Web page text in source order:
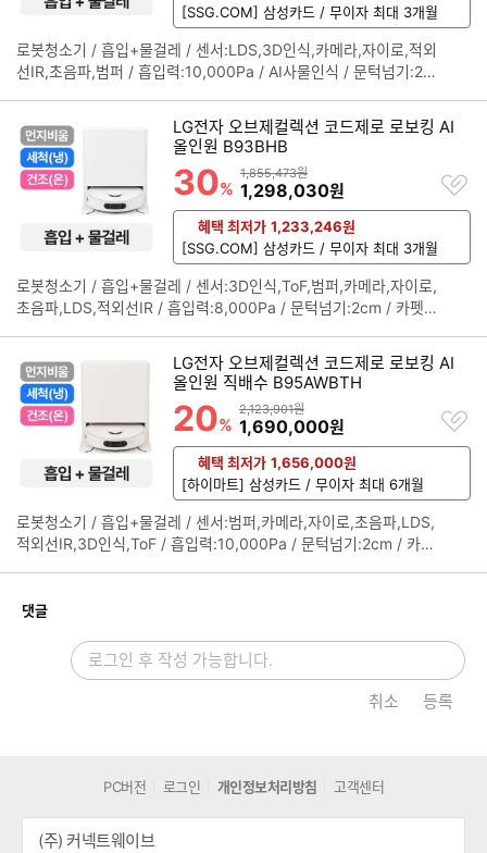
[SSG.COM] 삼성카드 / 무이자 최대 3개월
로봇청소기 / 흡입+물걸레 / 센서:LDS,3D인식,카메라,자이로,적외
선IR,초음파,범퍼 / 흡입력:10,000Pa / AI사물인식 / 문턱넘기:2c
지비움 / 걸레세척(냉수) / 걸레건조(온풍) / 세제투입 / 플레이트분
리 / 자동급수 / 자동충전 / [규격] / 색상:카밍베이지 / 무게:4.13kg
/ 크기(가로x세로x깊이): 청소기 355x106x355mm 스테이션 41
1x497x441mm
펼
LG전자 오브제컬렉션 코드제로 로보킹 AI
올인원 B93BHB
할인률
30%
상품금액
1,855,473원
할인금액
1,298,030원
찜
하
기
혜택 최저가 1,233,246원
[SSG.COM] 삼성카드 / 무이자 최대 3개월
로봇청소기 / 흡입+물걸레 / 센서:3D인식,ToF,범퍼,카메라,자이로,
초음파,LDS,적외선IR / 흡입력:8,000Pa / 문턱넘기:2cm / 카펫부
/ 플레이트분리 / 걸레세척(냉수) / 먼지비움 / 세제투입 / 자동급수
/ 자동충전 / [규격] / 색상:에센스화이트 / 무게:4.13kg / 크기(가로
x세로x깊이): 청소기 355x106x355mm 스테이션 355x497x4
41mm
펼
LG전자 오브제컬렉션 코드제로 로보킹 AI
올인원 직배수 B95AWBTH
할인률
20%
상품금액
2,123,901원
할인금액
1,690,000원
찜
하
기
혜택 최저가 1,656,000원
[하이마트] 삼성카드 / 무이자 최대 6개월
로봇청소기 / 흡입+물걸레 / 센서:범퍼,카메라,자이로,초음파,LDS,
적외선IR,3D인식,ToF / 흡입력:10,000Pa / 문턱넘기:2cm / 카펫
입 / 자동충전 / [규격] / 색상:카밍베이지 / 무게:4.13kg / 크기(가
펼
댓글개
취소 등록
PC버전 로그인 개인정보처리방침 고객센터
(주) 커넥트웨이브